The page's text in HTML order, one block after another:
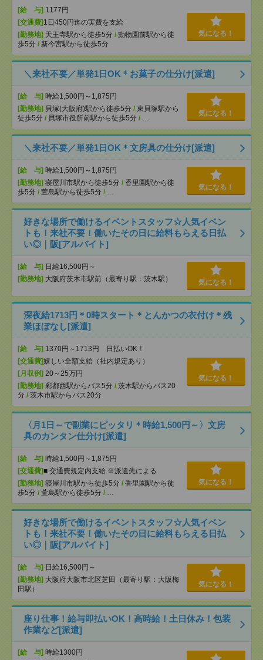
[給 与] 1177円
[交通費] 1日450円迄の実費を支給
[勤務地] 天王寺駅から徒歩5分 / 動物園前駅から徒
歩5分 / 新今宮駅から徒歩5分
気になる！
＼来社不要／単発1日OK＊お菓子の仕分け[派遣]
[給 与] 時給1,500円～1,875円
[勤務地] 貝塚(大阪府)駅から徒歩5分 / 東貝塚駅から
徒歩5分 / 貝塚市役所前駅から徒歩5分 / …
気になる！
＼来社不要／単発1日OK＊文房具の仕分け[派遣]
[給 与] 時給1,500円～1,875円
[勤務地] 寝屋川市駅から徒歩5分 / 香里園駅から徒
歩5分 / 萱島駅から徒歩5分 / …
気になる！
好きな場所で働けるイベントスタッフ☆人気イベン
トも！来社不要！働いたその日に給料もらえる日払
い◎｜阪[アルバイト]
[給 与] 日給16,500円～
[勤務地] 大阪府茨木市駅前（最寄り駅：茨木駅） 気になる！
深夜給1713円＊0時スタート＊とんかつの衣付け＊残
業ほぼなし[派遣]
[給 与] 1370円～1713円 日払いOK！
[交通費]嬉しい全額支給（社内規定あり）
[月収例] 20～25万円
[勤務地] 彩都西駅からバス5分 / 茨木駅からバス20
分 / 茨木市駅からバス20分
気になる！
〈月1日～で副業にピッタリ＊時給1,500円～〉文房
具のカンタン仕分け[派遣]
[給 与] 時給1,500円～1,875円
[交通費]■ 交通費規定内支給 ※派遣先による
[勤務地] 寝屋川市駅から徒歩5分 / 香里園駅から徒
歩5分 / 萱島駅から徒歩5分 / …
気になる！
好きな場所で働けるイベントスタッフ☆人気イベン
トも！来社不要！働いたその日に給料もらえる日払
い◎｜阪[アルバイト]
[給 与] 日給16,500円～
[勤務地] 大阪府大阪市北区芝田（最寄り駅：大阪梅
田駅）
気になる！
座り仕事！給与即払いOK！高時給！土日休み！包装
作業など[派遣]
[給 与] 時給1300円